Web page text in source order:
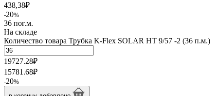
438,38₽
-20%
36 пог.м.
На складе
Количество товара Трубка K-Flex SOLAR HT 9/57 -2 (36 п.м.)
19727.28₽
15781.68₽
-20%